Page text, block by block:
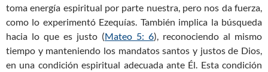
toma energía espiritual por parte nuestra, pero nos da fuerza,
como lo experimentó Ezequías. También implica la búsqueda
hacia lo que es justo (Mateo 5: 6), reconociendo al mismo
tiempo y manteniendo los mandatos santos y justos de Dios,
en una condición espiritual adecuada ante Él. Esta condición